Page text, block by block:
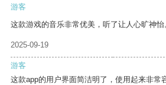
游客
这款游戏的音乐非常优美，听了让人心旷神怡
2025-09-19
游客
这款app的用户界面简洁明了，使用起来非常